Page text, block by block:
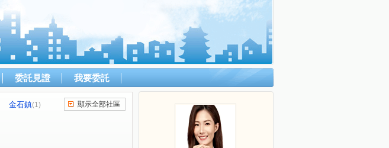
委託見證 我要委託
金石鎮(1) 顯示全部社區